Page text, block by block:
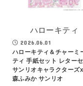
ハローキティ
2026.06.01
ハローキティ＆チャーミ
ティ 手紙セット レター
サンリオキャラクターズ
森ふみか サンリオ